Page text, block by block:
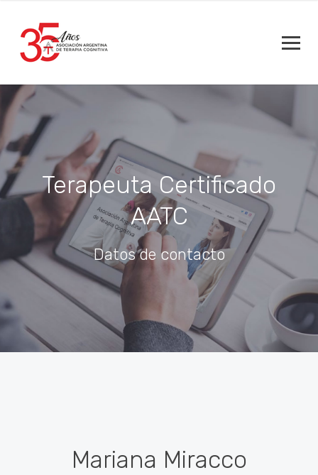
Terapeuta Certificado
AATC
Datos de contacto
Mariana Miracco